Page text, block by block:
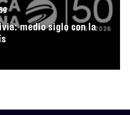
medio siglo con la